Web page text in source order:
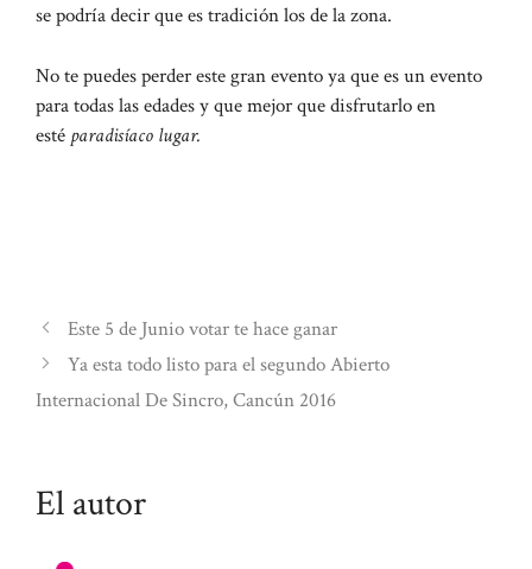
se podría decir que es tradición los de la zona.
No te puedes perder este gran evento ya que es un evento
para todas las edades y que mejor que disfrutarlo en
esté paradisíaco lugar.
Este 5 de Junio votar te hace ganar
Ya esta todo listo para el segundo Abierto
Internacional De Sincro, Cancún 2016
El autor